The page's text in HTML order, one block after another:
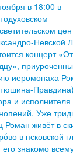
в 18:00 в
Невской
концерт
иеромонаха
и
Уже
Роман живёт в
в псковской
знакомо